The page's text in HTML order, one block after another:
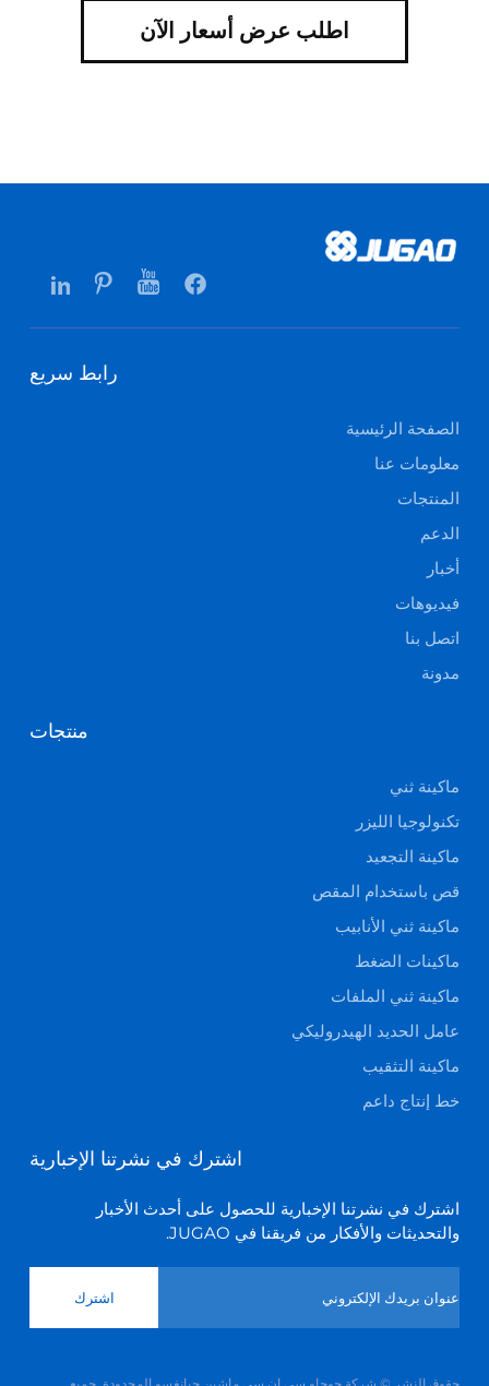
اطلب عرض أسعار الآن
رابط سريع
الصفحة الرئيسية
معلومات عنا
المنتجات
الدعم
أخبار
فيديوهات
اتصل بنا
مدونة
منتجات
ماكينة ثني
تكنولوجيا الليزر
ماكينة التجعيد
قص باستخدام المقص
ماكينة ثني الأنابيب
ماكينات الضغط
ماكينة ثني الملفات
عامل الحديد الهيدروليكي
ماكينة التثقيب
خط إنتاج داعم
اشترك في نشرتنا الإخبارية
اشترك في نشرتنا الإخبارية للحصول على أحدث الأخبار
والتحديثات والأفكار من فريقنا في JUGAO.
اشترك